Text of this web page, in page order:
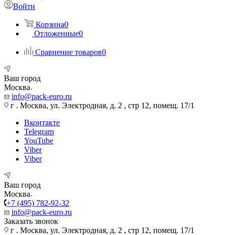
Войти
Корзина0
Отложенные0
Сравнение товаров0
Ваш город
Москва
info@pack-euro.ru
г . Москва, ул. Электродная, д. 2 , стр 12, помещ. 17/1
Вконтакте
Telegram
YouTube
Viber
Viber
Ваш город
Москва
+7 (495) 782-92-32
info@pack-euro.ru
Заказать звонок
г . Москва, ул. Электродная, д. 2 , стр 12, помещ. 17/1